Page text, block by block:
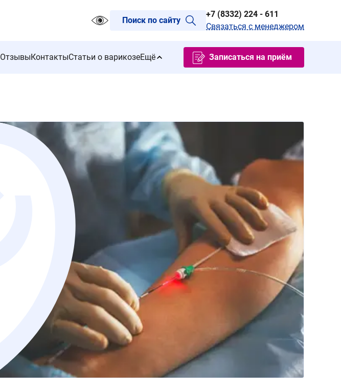
Поиск по сайту
+7 (8332) 224 - 611
Связаться с менеджером
ОтзывыКонтактыСтатьи о варикозеЕщё Записаться на приём